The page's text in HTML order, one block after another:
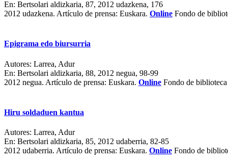
En: Bertsolari aldizkaria, 87, 2012 udazkena, 176
2012 udazkena. Artículo de prensa: Euskara. Online Fondo de
Epigrama edo biursurria
Autores: Larrea, Adur
En: Bertsolari aldizkaria, 88, 2012 negua, 98-99
2012 negua. Artículo de prensa: Euskara. Online Fondo de biblioteca
Hiru soldaduen kantua
Autores: Larrea, Adur
En: Bertsolari aldizkaria, 85, 2012 udaberria, 82-85
2012 udaberria. Artículo de prensa: Euskara. Online Fondo de